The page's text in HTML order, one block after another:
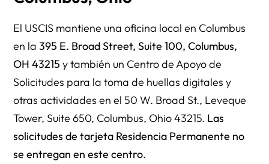
El USCIS mantiene una oficina local en Columbus
en la395 E. Broad Street, Suite 100, Columbus,
OH 43215y también un Centro de Apoyo de
Solicitudes para la toma de huellas digitales y
otras actividades en el 50 W. Broad St., Leveque
Tower, Suite 650, Columbus, Ohio 43215. Las
solicitudes de tarjeta Residencia Permanente no
se entregan en este centro.